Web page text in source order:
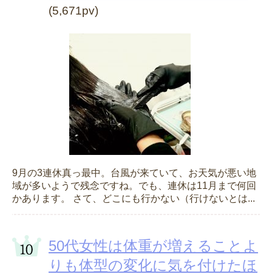
(5,671pv)
9月の3連休真っ最中。台風が来ていて、お天気が悪い地
域が多いようで残念ですね。でも、連休は11月まで何回
かあります。 さて、どこにも行かない（行けないとは...
50代女性は体重が増えることよ
りも体型の変化に気を付けたほ